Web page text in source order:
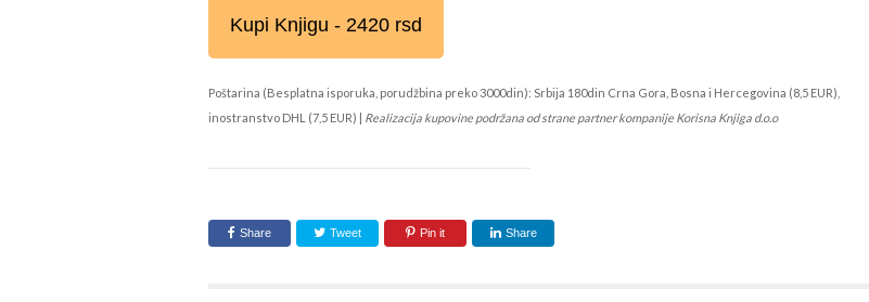
Kupi Knjigu - 2420 rsd
Poštarina (Besplatna isporuka, porudžbina preko 3000din): Srbija 180din Crna Gora, Bosna i Hercegovina (8,5 EUR),
inostranstvo DHL (7,5 EUR) | Realizacija kupovine podržana od strane partner kompanije Korisna Knjiga d.o.o
Share Tweet Pin it Share